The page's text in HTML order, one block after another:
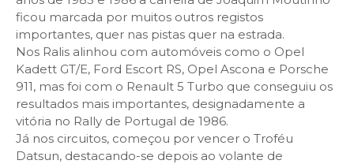
ficou marcada por muitos outros registos
importantes, quer nas pistas quer na estrada.
Nos Ralis alinhou com automóveis como o Opel
Kadett GT/E, Ford Escort RS, Opel Ascona e Porsche
911, mas foi com o Renault 5 Turbo que conseguiu os
resultados mais importantes, designadamente a
vitória no Rally de Portugal de 1986.
Já nos circuitos, começou por vencer o Troféu
Datsun, destacando-se depois ao volante de